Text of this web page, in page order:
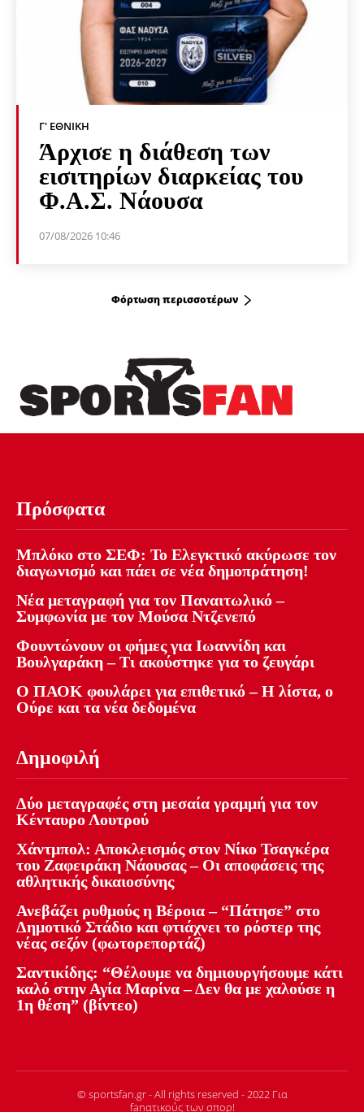
Γ' ΕΘΝΙΚΉ
Άρχισε η διάθεση των
εισιτηρίων διαρκείας του
Φ.Α.Σ. Νάουσα
07/08/2026 10:46
Φόρτωση περισσοτέρων
Πρόσφατα
Μπλόκο στο ΣΕΦ: Το Ελεγκτικό ακύρωσε τον
διαγωνισμό και πάει σε νέα δημοπράτηση!
Νέα μεταγραφή για τον Παναιτωλικό –
Συμφωνία με τον Μούσα Ντζενεπό
Φουντώνουν οι φήμες για Ιωαννίδη και
Βουλγαράκη – Τι ακούστηκε για το ζευγάρι
Ο ΠΑΟΚ φουλάρει για επιθετικό – Η λίστα, ο
Ούρε και τα νέα δεδομένα
Δημοφιλή
Δύο μεταγραφές στη μεσαία γραμμή για τον
Κένταυρο Λουτρού
Χάντμπολ: Αποκλεισμός στον Νίκο Τσαγκέρα
του Ζαφειράκη Νάουσας – Οι αποφάσεις της
αθλητικής δικαιοσύνης
Ανεβάζει ρυθμούς η Βέροια – “Πάτησε” στο
Δημοτικό Στάδιο και φτιάχνει το ρόστερ της
νέας σεζόν (φωτορεπορτάζ)
Σαντικίδης: “Θέλουμε να δημιουργήσουμε κάτι
καλό στην Αγία Μαρίνα – Δεν θα με χαλούσε η
1η θέση” (βίντεο)
© sportsfan.gr - All rights reserved - 2022 Για
fanατικούς των σπορ!